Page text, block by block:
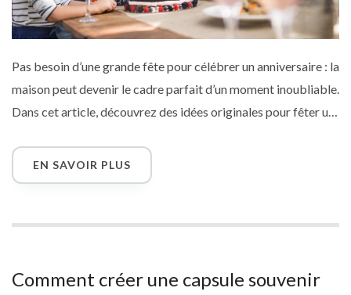
Pas besoin d’une grande fête pour célébrer un anniversaire : la
maison peut devenir le cadre parfait d’un moment inoubliable.
Dans cet article, découvrez des idées originales pour fêter un
entre amis, marathon séries, surprises à distance… Et pour
accompagner cette journée, pensez à envoyer une carte
EN SAVOIR PLUS
Comment créer une capsule souvenir